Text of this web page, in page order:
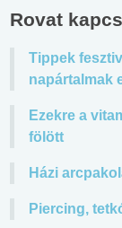
Rovat
Tippek
napártalmak
Ezekre a
fölött
Házi
Piercing,